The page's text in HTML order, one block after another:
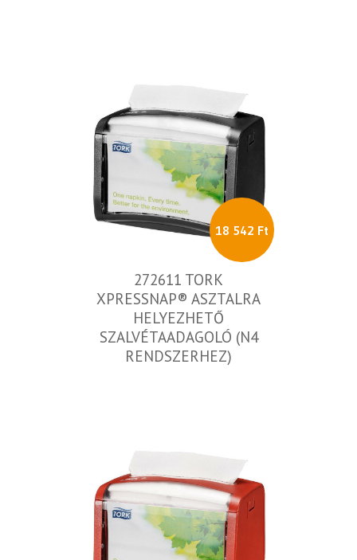
18 542 Ft
272611 TORK
XPRESSNAP® ASZTALRA
HELYEZHETŐ
SZALVÉTAADAGOLÓ (N4
RENDSZERHEZ)